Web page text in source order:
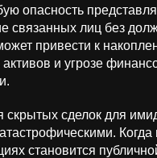
опасность
связанных лиц без
привести к
и угрозе
скрытых сделок для
становится